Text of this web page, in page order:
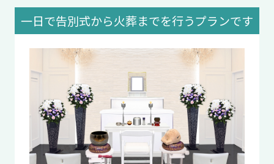
一日で告別式から火葬までを行うプランです